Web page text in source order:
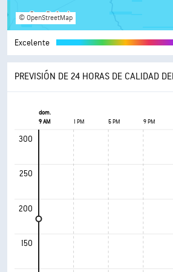
© OpenStreetMap
Excelente
PREVISIÓN DE 24 HORAS DE CALIDAD
dom.
9 AM
1 PM 5 PM 9 PM
300
250
200
150